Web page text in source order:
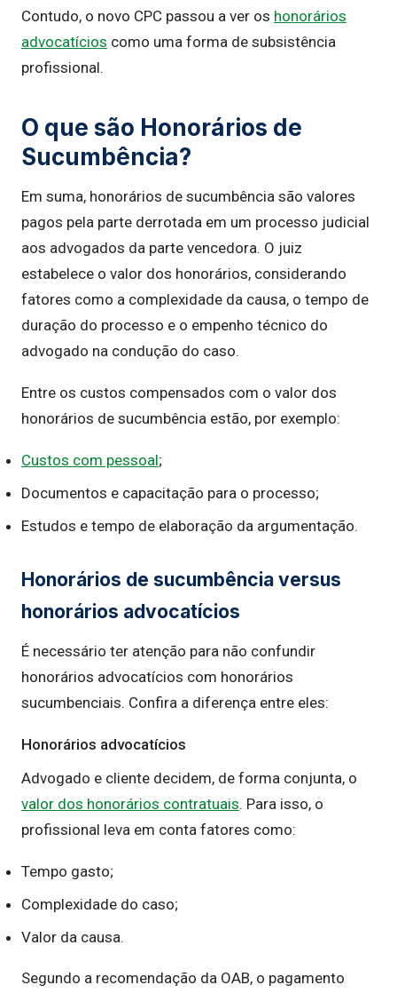
Contudo, o novo CPC passou a ver os honorários
advocatícios como uma forma de subsistência
profissional.
O que são Honorários de
Sucumbência?
Em suma, honorários de sucumbência são valores
pagos pela parte derrotada em um processo judicial
aos advogados da parte vencedora. O juiz
estabelece o valor dos honorários, considerando
fatores como a complexidade da causa, o tempo de
duração do processo e o empenho técnico do
advogado na condução do caso.
Entre os custos compensados com o valor dos
honorários de sucumbência estão, por exemplo:
Custos com pessoal;
Documentos e capacitação para o processo;
Estudos e tempo de elaboração da argumentação.
Honorários de sucumbência versus
honorários advocatícios
É necessário ter atenção para não confundir
honorários advocatícios com honorários
sucumbenciais. Confira a diferença entre eles:
Honorários advocatícios
Advogado e cliente decidem, de forma conjunta, o
valor dos honorários contratuais. Para isso, o
profissional leva em conta fatores como:
Tempo gasto;
Complexidade do caso;
Valor da causa.
Segundo a recomendação da OAB, o pagamento